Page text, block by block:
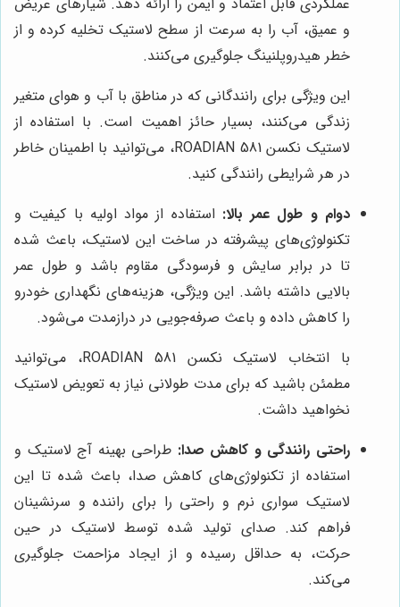
و عمیق، آب را به سرعت از سطح لاستیک تخلیه کرده و از
خطر هیدروپلنینگ جلوگیری می‌کنند.
این ویژگی برای رانندگانی که در مناطق با آب و هوای متغیر
زندگی می‌کنند، بسیار حائز اهمیت است. با استفاده از
لاستیک نکسن ROADIAN 581، می‌توانید با اطمینان خاطر
در هر شرایطی رانندگی کنید.
دوام و طول عمر بالا: استفاده از مواد اولیه با کیفیت و
تکنولوژی‌های پیشرفته در ساخت این لاستیک، باعث شده
تا در برابر سایش و فرسودگی مقاوم باشد و طول عمر
بالایی داشته باشد. این ویژگی، هزینه‌های نگهداری خودرو
را کاهش داده و باعث صرفه‌جویی در درازمدت می‌شود.
با انتخاب لاستیک نکسن ROADIAN 581، می‌توانید
مطمئن باشید که برای مدت طولانی نیاز به تعویض لاستیک
نخواهید داشت.
راحتی رانندگی و کاهش صدا: طراحی بهینه آج لاستیک و
استفاده از تکنولوژی‌های کاهش صدا، باعث شده تا این
لاستیک سواری نرم و راحتی را برای راننده و سرنشینان
فراهم کند. صدای تولید شده توسط لاستیک در حین
حرکت، به حداقل رسیده و از ایجاد مزاحمت جلوگیری
می‌کند.